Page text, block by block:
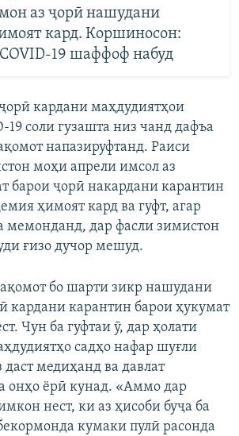
аз ҷорӣ нашудани
кард. Коршиносон:
шаффоф набуд
кардани маҳдудиятҳои
19 соли гузашта низ чанд дафъа
напазируфтанд. Раиси
моҳи апрели имсол аз
барои ҷорӣ накардани карантин
ҳимоят кард ва гуфт, агар
мемонданд, дар фасли зимистон
ғизо дучор мешуд.
бо шарти зикр нашудани
кардани карантин барои ҳукумат
Чун ба гуфтаи ӯ, дар ҳолати
садҳо нафар шуғли
даст медиҳанд ва давлат
онҳо ёрӣ кунад. «Аммо дар
нест, ки аз ҳисоби буҷа ба
кумаки пулӣ расонда